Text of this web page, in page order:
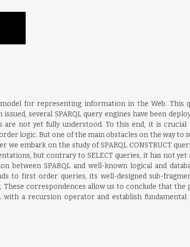
for representing information in the Web. This
several SPARQL query engines have been
are not yet fully understood. To this end, it is
logic. But one of the main obstacles on the way to
embark on the study of SPARQL CONSTRUCT
but contrary to SELECT queries, it has not
SPARQL and well-known logical and
to first order queries, its well-designed sub-
correspondences allow us to conclude that the
with a recursion operator and establish